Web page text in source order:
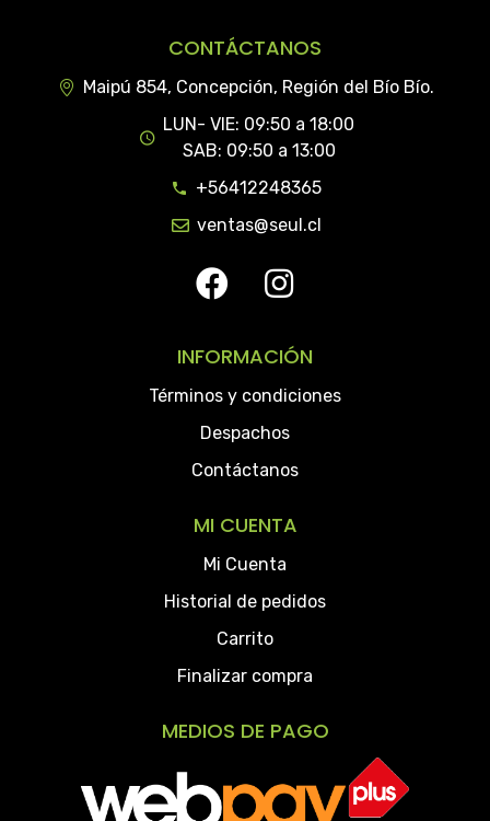
CONTÁCTANOS
Maipú 854, Concepción, Región del Bío Bío.
LUN- VIE: 09:50 a 18:00
SAB: 09:50 a 13:00
+56412248365
ventas@seul.cl
INFORMACIÓN
Términos y condiciones
Despachos
Contáctanos
MI CUENTA
Mi Cuenta
Historial de pedidos
Carrito
Finalizar compra
MEDIOS DE PAGO